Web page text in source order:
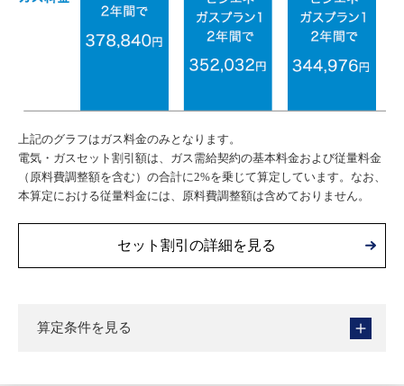
上記のグラフはガス料金のみとなります。
電気・ガスセット割引額は、ガス需給契約の基本料金および従量料金
（原料費調整額を含む）の合計に2%を乗じて算定しています。なお、
本算定における従量料金には、原料費調整額は含めておりません。
セット割引の詳細を見る
算定条件を見る